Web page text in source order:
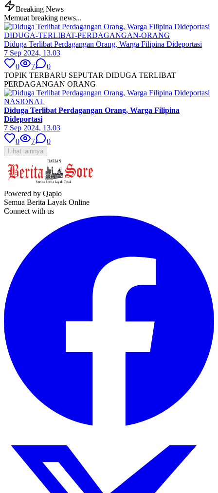
Breaking News
Memuat breaking news...
DIDUGA-TERLIBAT-PERDAGANGAN-ORANG
Diduga Terlibat Perdagangan Orang, Warga Filipina Dideportasi
7 Sep 2024, 13.03
0
7
0
TOPIK TERBARU SEPUTAR DIDUGA TERLIBAT
PERDAGANGAN ORANG
NASIONAL
Diduga Terlibat Perdagangan Orang, Warga Filipina
Dideportasi
7 Sep 2024, 13.03
0
7 0
Lihat lainnya
Powered by Qaplo
Semua Berita Layak Online
Connect with us